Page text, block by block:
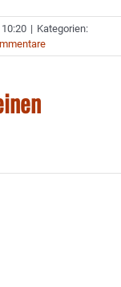
10:20 | Kategorien: